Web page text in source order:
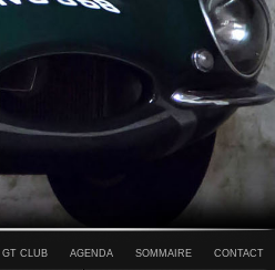
GT CLUB AGENDA SOMMAIRE CONTACT